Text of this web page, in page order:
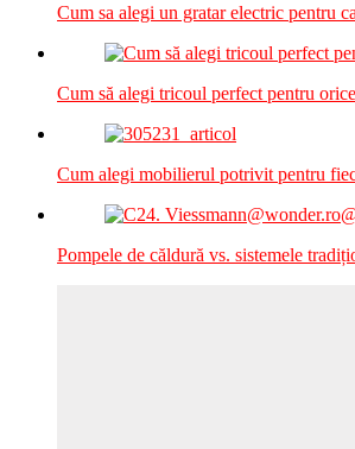
Cum sa alegi un gratar electric pentru
Cum să alegi tricoul perfect pentru
Cum alegi mobilierul potrivit pentru
Pompele de căldură vs. sistemele